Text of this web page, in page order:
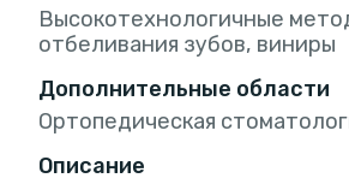
Высокотехнологичные
отбеливания зубов, виниры
Дополнительные области
Ортопедическая
Описание